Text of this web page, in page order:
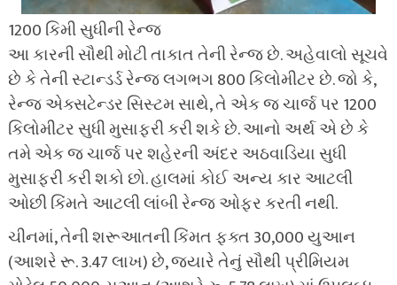
1200 કિમી સુધીની રેન્જ
આ કારની સૌથી મોટી તાકાત તેની રેન્જ છે. અહેવાલો સૂચવે
છે કે તેની સ્ટાન્ડર્ડ રેન્જ લગભગ 800 કિલોમીટર છે. જો કે,
રેન્જ એક્સટેન્ડર સિસ્ટમ સાથે, તે એક જ ચાર્જ પર 1200
કિલોમીટર સુધી મુસાફરી કરી શકે છે. આનો અર્થ એ છે કે
તમે એક જ ચાર્જ પર શહેરની અંદર અઠવાડિયા સુધી
મુસાફરી કરી શકો છો. હાલમાં કોઈ અન્ય કાર આટલી
ઓછી કિંમતે આટલી લાંબી રેન્જ ઓફર કરતી નથી.
ચીનમાં, તેની શરૂઆતની કિંમત ફક્ત 30,000 યુઆન
(આશરે રૂ. 3.47 લાખ) છે, જ્યારે તેનું સૌથી પ્રીમિયમ